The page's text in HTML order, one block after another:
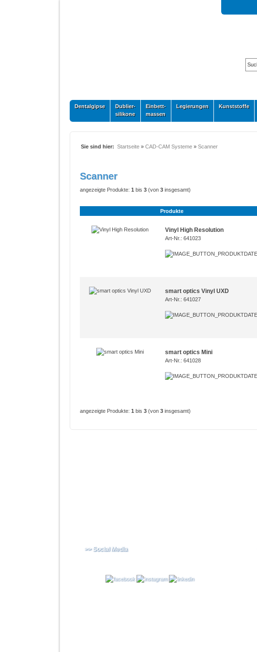
Dentalgipse
Dublier-
silikone
Einbett-
massen
Legierungen Kunststoffe
Sie sind hier: Startseite » CAD-CAM Systeme » Scanner
Scanner
angezeigte Produkte: 1 bis 3 (von 3 insgesamt)
Produkte
Vinyl High Resolution
Art-Nr.: 641023
smart optics Vinyl UXD
Art-Nr.: 641027
smart optics Mini
Art-Nr.: 641028
angezeigte Produkte: 1 bis 3 (von 3 insgesamt)
>> Social Media